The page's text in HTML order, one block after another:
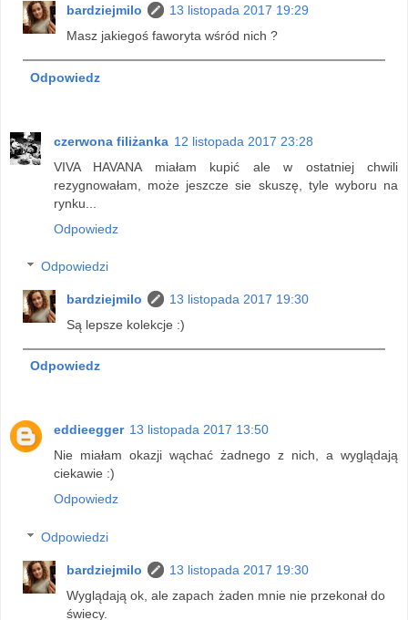
bardziejmilo
13 listopada 2017 19:29
Masz jakiegoś faworyta wśród nich ?
Odpowiedz
czerwona filiżanka 12 listopada 2017 23:28
VIVA HAVANA miałam kupić ale w ostatniej chwili
rezygnowałam, może jeszcze sie skuszę, tyle wyboru na
rynku...
Odpowiedz
Odpowiedzi
bardziejmilo
13 listopada 2017 19:30
Są lepsze kolekcje :)
Odpowiedz
eddieegger 13 listopada 2017 13:50
Nie miałam okazji wąchać żadnego z nich, a wyglądają
ciekawie :)
Odpowiedz
Odpowiedzi
bardziejmilo
13 listopada 2017 19:30
Wyglądają ok, ale zapach żaden mnie nie przekonał do
świecy.